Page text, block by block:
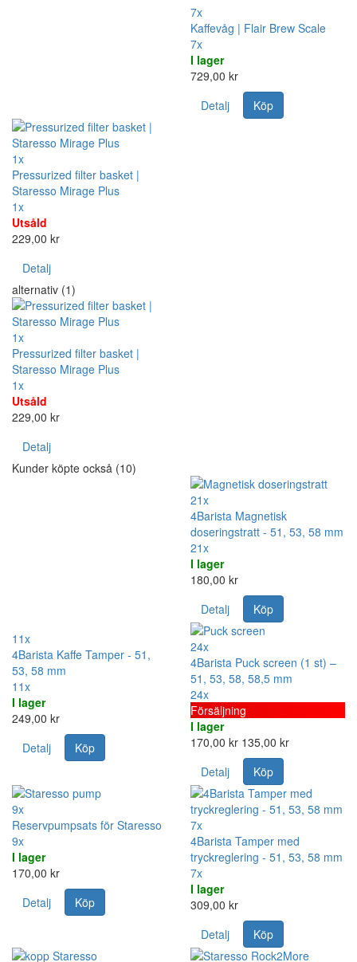
7x
Kaffevåg | Flair Brew Scale
7x
I lager
729,00 kr
Detalj
Köp
1x
Pressurized filter basket |
Staresso Mirage Plus
1x
Utsåld
229,00 kr
Detalj
alternativ (1)
1x
Pressurized filter basket |
Staresso Mirage Plus
1x
Utsåld
229,00 kr
Detalj
Kunder köpte också (10)
11x
4Barista Kaffe Tamper - 51,
53, 58 mm
11x
I lager
249,00 kr
Detalj
Köp
21x
4Barista Magnetisk
doseringstratt - 51, 53, 58 mm
21x
I lager
180,00 kr
Detalj
Köp
24x
4Barista Puck screen (1 st) –
51, 53, 58, 58,5 mm
24x
Försäljning
I lager
170,00 kr 135,00 kr
Detalj
Köp
9x
Reservpumpsats för Staresso
9x
I lager
170,00 kr
Detalj
Köp
7x
4Barista Tamper med
tryckreglering - 51, 53, 58 mm
7x
I lager
309,00 kr
Detalj
Köp